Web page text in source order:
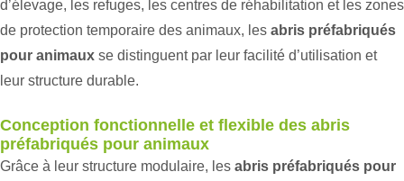
d’élevage, les refuges, les centres de réhabilitation et les zones
de protection temporaire des animaux, les abris préfabriqués
pour animaux se distinguent par leur facilité d’utilisation et
leur structure durable.
Conception fonctionnelle et flexible des abris
préfabriqués pour animaux
Grâce à leur structure modulaire, les abris préfabriqués pour